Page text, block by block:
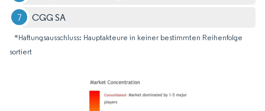
CGG SA
*Haftungsausschluss: Hauptakteure in keiner bestimmten Reihenfolge
sortiert